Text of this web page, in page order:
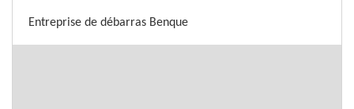
Entreprise de débarras Benque